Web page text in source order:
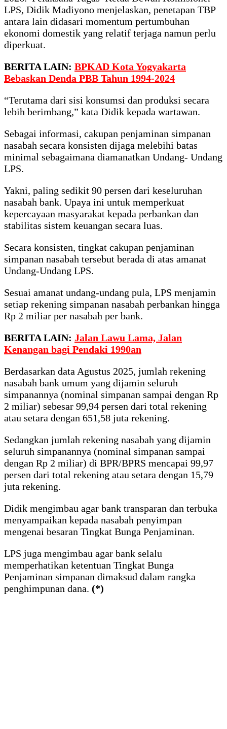
LPS, Didik Madiyono menjelaskan, penetapan TBP
antara lain didasari momentum pertumbuhan
ekonomi domestik yang relatif terjaga namun perlu
diperkuat.
BERITA LAIN: BPKAD Kota Yogyakarta
Bebaskan Denda PBB Tahun 1994-2024
“Terutama dari sisi konsumsi dan produksi secara
lebih berimbang,” kata Didik kepada wartawan.
Sebagai informasi, cakupan penjaminan simpanan
nasabah secara konsisten dijaga melebihi batas
minimal sebagaimana diamanatkan Undang- Undang
LPS.
Yakni, paling sedikit 90 persen dari keseluruhan
nasabah bank. Upaya ini untuk memperkuat
kepercayaan masyarakat kepada perbankan dan
stabilitas sistem keuangan secara luas.
Secara konsisten, tingkat cakupan penjaminan
simpanan nasabah tersebut berada di atas amanat
Undang-Undang LPS.
Sesuai amanat undang-undang pula, LPS menjamin
setiap rekening simpanan nasabah perbankan hingga
Rp 2 miliar per nasabah per bank.
BERITA LAIN: Jalan Lawu Lama, Jalan
Kenangan bagi Pendaki 1990an
Berdasarkan data Agustus 2025, jumlah rekening
nasabah bank umum yang dijamin seluruh
simpanannya (nominal simpanan sampai dengan Rp
2 miliar) sebesar 99,94 persen dari total rekening
atau setara dengan 651,58 juta rekening.
Sedangkan jumlah rekening nasabah yang dijamin
seluruh simpanannya (nominal simpanan sampai
dengan Rp 2 miliar) di BPR/BPRS mencapai 99,97
persen dari total rekening atau setara dengan 15,79
juta rekening.
Didik mengimbau agar bank transparan dan terbuka
menyampaikan kepada nasabah penyimpan
mengenai besaran Tingkat Bunga Penjaminan.
LPS juga mengimbau agar bank selalu
memperhatikan ketentuan Tingkat Bunga
Penjaminan simpanan dimaksud dalam rangka
penghimpunan dana. (*)